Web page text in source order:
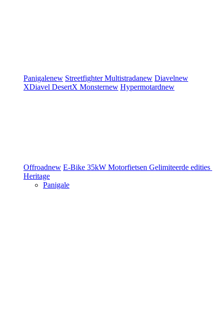
Panigalenew StreetfighterMultistradanew Diavelnew
XDiavel DesertX Monsternew Hypermotardnew
Offroadnew E-Bike 35kW Motorfietsen Gelimiteerde edities
Heritage
Panigale